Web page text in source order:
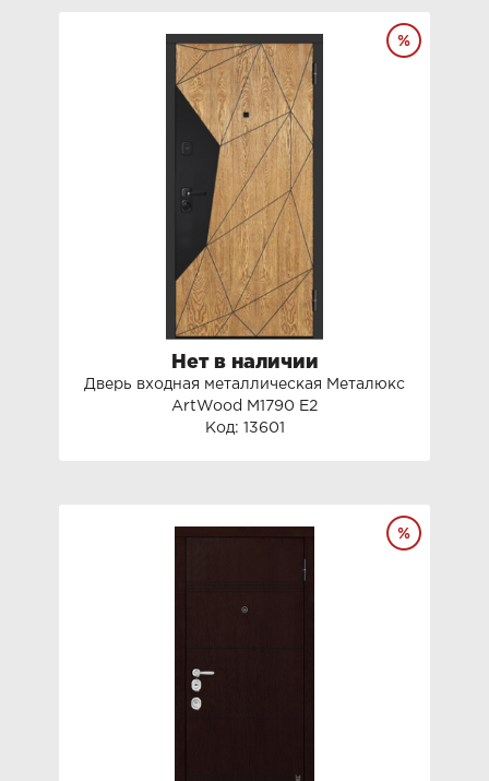
Нет в наличии
Дверь входная металлическая Металюкс
ArtWood М1790 Е2
Код: 13601